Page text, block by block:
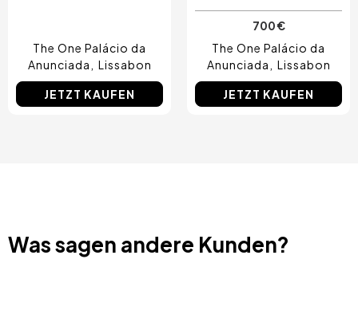
The One Palácio da
Anunciada
Lissabon
JETZT KAUFEN
700 €
The One Palácio da
Anunciada
Lissabon
JETZT KAUFEN
Was sagen andere Kunden?